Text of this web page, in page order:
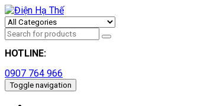
HOTLINE:
0907 764 966
Toggle navigation